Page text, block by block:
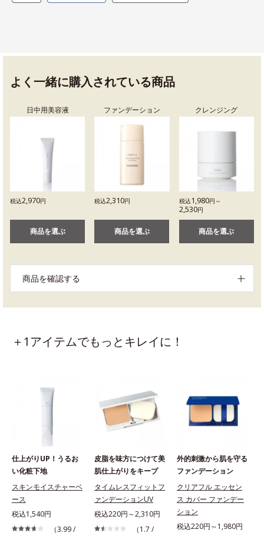
よく一緒に購入されている商品
日中用美容液
税込2,970円
商品を選ぶ
ファンデーション
税込2,310円
商品を選ぶ
クレンジング
税込1,980円～
2,530円
商品を選ぶ
商品を確認する
＋1アイテムでもっとキレイに！
仕上がりUP！うるお
い化粧下地
スキンモイスチャーベ
ース
税込1,540円
（3.99 /
皮脂を味方につけて美
肌仕上がりをキープ
タイムレスフィットフ
ァンデーションUV
税込220円～2,310円
（1.7 /
外的刺激から肌を守る
ファンデーション
クリアフル エッセン
ス カバー ファンデー
ション
税込220円～1,980円